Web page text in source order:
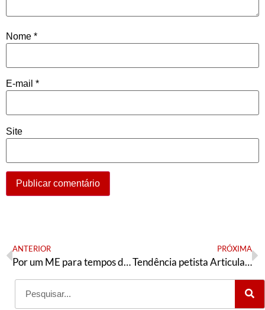
Nome *
E-mail *
Site
ANTERIOR
Por um ME para tempos de guerra!
PRÓXIMA
Tendência petista Articulação de Esquerda: direção nacional se reúne e aprova resoluções